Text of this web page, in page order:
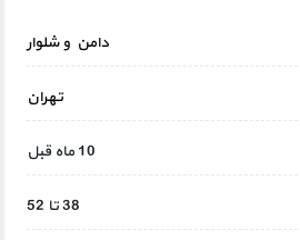
دامن و شلوار
تهران
10 ماه قبل
38 تا 52